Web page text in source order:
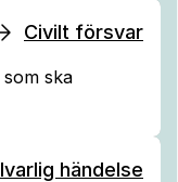
Civilt försvar
ska
händelse